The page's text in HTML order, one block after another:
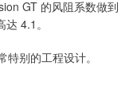
GT 的风阻系数做到
4.1。
别的工程设计。